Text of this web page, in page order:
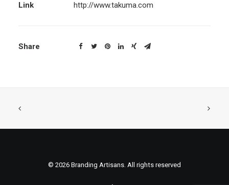
Link
http://www.takuma.com
Share
© 2026 Branding Artisans. All rights reserved